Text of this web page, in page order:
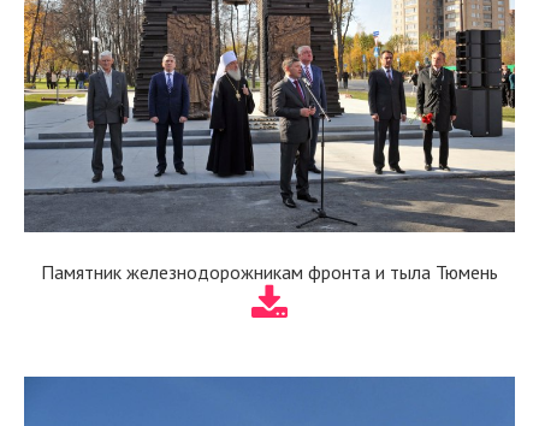
Памятник железнодорожникам фронта и тыла Тюмень